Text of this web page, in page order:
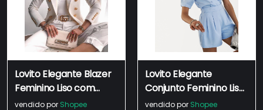
Lovito Elegante Blazer
Feminino Liso com
Botão Duplo e Bolso
vendido por Shopee
Lovito Elegante
Conjunto Feminino Liso
com Colarinho e
vendido por Shopee